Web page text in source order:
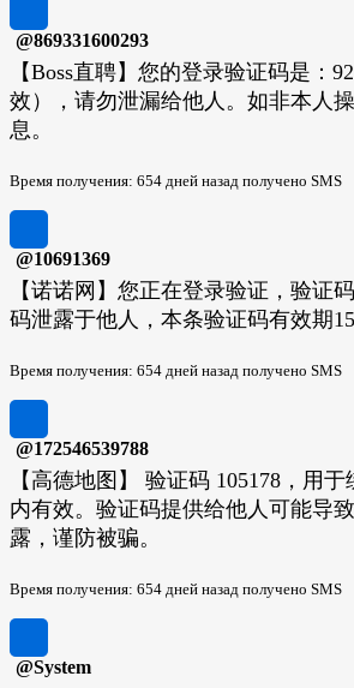
@869331600293
【Boss直聘】您的登录验证码是：
效），请勿泄漏给他人。如非本人
息。
Время получения: 654 дней назад получено SMS
@10691369
【诺诺网】您正在登录验证，验证
码泄露于他人，本条验证码有效期15
Время получения: 654 дней назад получено SMS
@172546539788
【高德地图】 验证码 105178，用
内有效。验证码提供给他人可能导
露，谨防被骗。
Время получения: 654 дней назад получено SMS
@System